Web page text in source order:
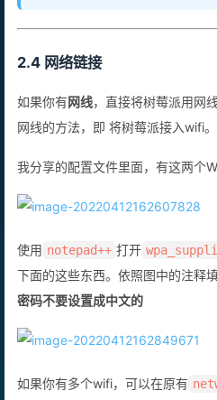
2.4 网络链接
如果你有网线，直接将树莓派用网
网线的方法，即 将树莓派接入wifi。
我分享的配置文件里面，有这两个
使用 notepad++ 打开
下面的这些东西。依照图中的注释
密码不要设置成中文的
如果你有多个wifi，可以在原有